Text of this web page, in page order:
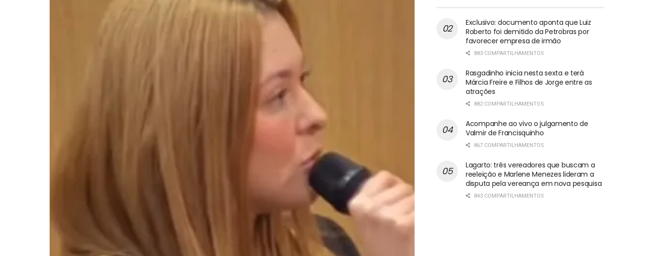
Exclusivo: documento aponta que Luiz
Roberto foi demitido da Petrobras por
favorecer empresa de irmão
883 COMPARTILHAMENTOS
Rasgadinho inicia nesta sexta e terá
Márcia Freire e Filhos de Jorge entre as
atrações
882 COMPARTILHAMENTOS
Acompanhe ao vivo o julgamento de
Valmir de Francisquinho
867 COMPARTILHAMENTOS
Lagarto: três vereadores que buscam a
reeleição e Marlene Menezes lideram a
disputa pela vereança em nova pesquisa
843 COMPARTILHAMENTOS